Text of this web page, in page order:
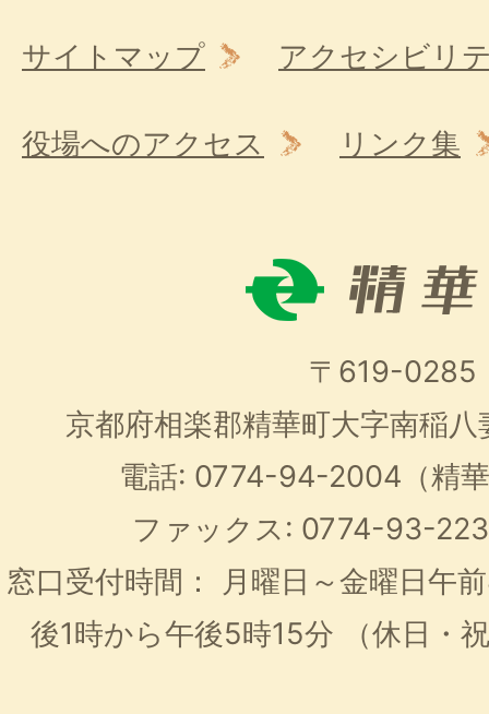
サイトマップ アクセシビリ
役場へのアクセス リンク集
〒619-0285
京都府相楽郡精華町大字南稲
電話: 0774-94-2004（精
ファックス: 0774-93-
窓口受付時間：
月曜日～金曜日午
後1時から午後5時15分
（休日・